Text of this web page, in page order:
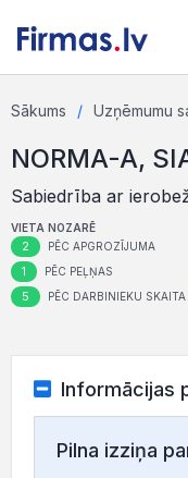
Sākums Uzņēmumu
NORMA-A,
Sabiedrība ar
VIETA NOZARĒ
2 PĒC APGROZĪJUMA
1 PĒC PEĻŅAS
5 PĒC DARBINIEKU SKAITA
Informācijas
Pilna izziņa